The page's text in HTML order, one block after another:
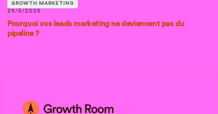
GROWTH MARKETING
29/5/2026
Pourquoi vos leads marketing ne deviennent pas du
pipeline ?